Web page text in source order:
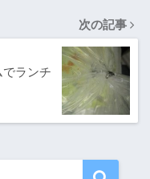
次の記事
ランチ